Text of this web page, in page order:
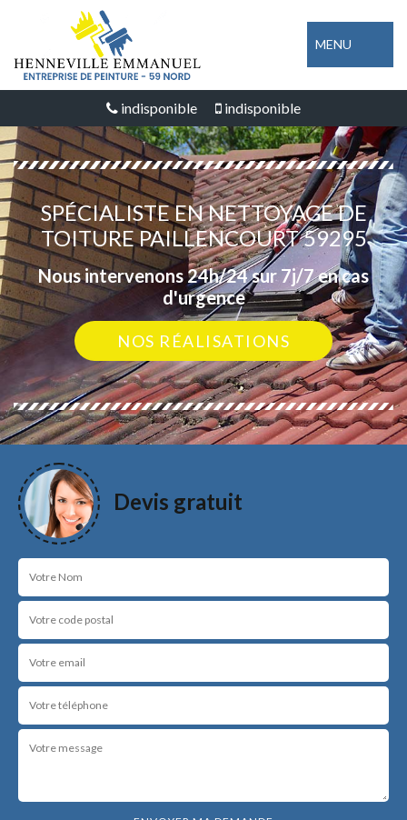
MENU
indisponible indisponible
SPÉCIALISTE EN NETTOYAGE DE
TOITURE PAILLENCOURT 59295
Nous intervenons 24h/24 sur 7j/7 en cas
d'urgence
NOS RÉALISATIONS
Devis gratuit